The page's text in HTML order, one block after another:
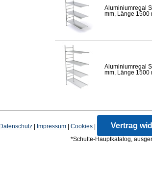
Aluminiumregal
mm, Länge 1500
Aluminiumregal
mm, Länge 1500
Datenschutz Impressum Cookies Vertrag
*Schulte-Hauptkatalog,